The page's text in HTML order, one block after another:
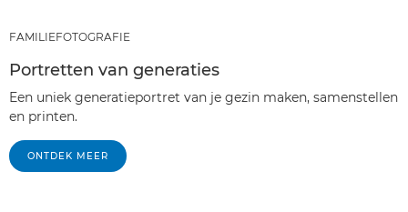
FAMILIEFOTOGRAFIE
Portretten van generaties
Een uniek generatieportret van je gezin maken, samenstellen
en printen.
ONTDEK MEER